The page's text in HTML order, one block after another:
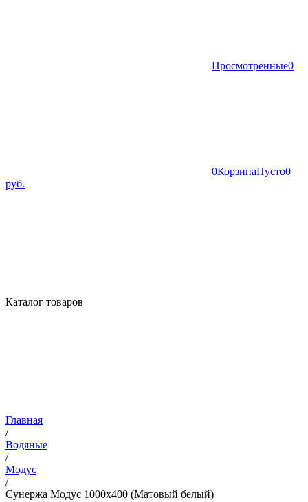
Просмотренные0
0КорзинаПусто0
руб.
Каталог товаров
Главная
/
Водяные
/
Модус
/
Сунержа Модус 1000х400 (Матовый белый)